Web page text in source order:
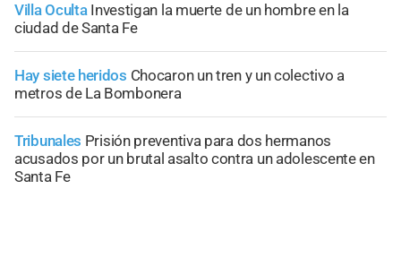
Villa Oculta Investigan la muerte de un hombre en la
ciudad de Santa Fe
Hay siete heridos Chocaron un tren y un colectivo a
metros de La Bombonera
Tribunales Prisión preventiva para dos hermanos
acusados por un brutal asalto contra un adolescente en
Santa Fe